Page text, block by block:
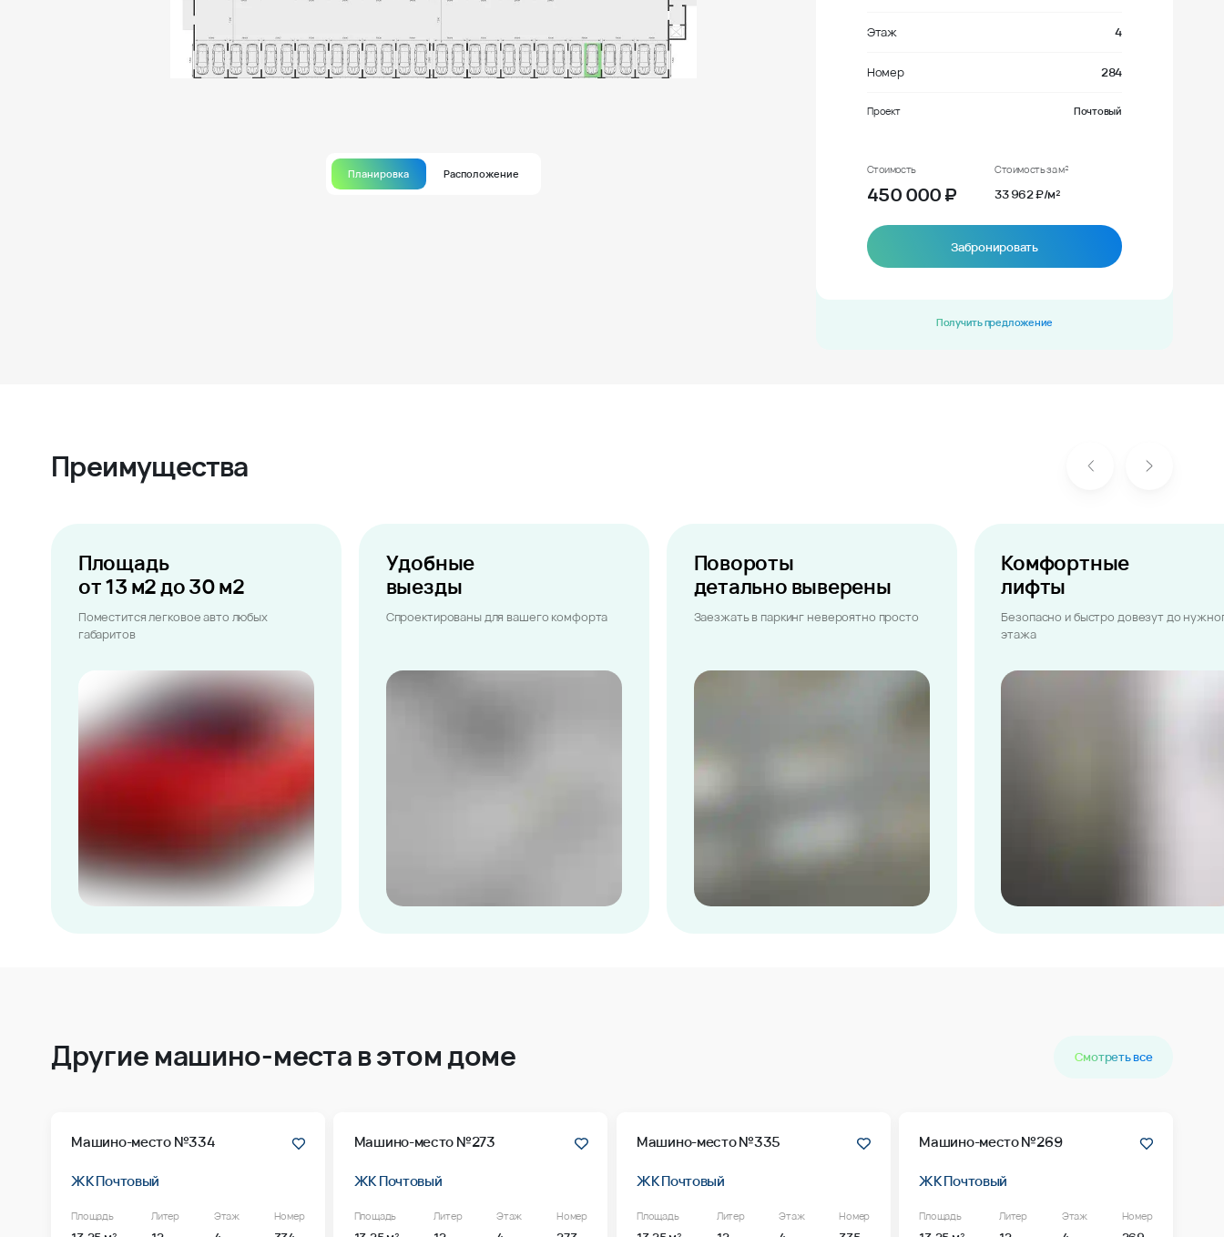
Планировка Расположение
Этаж 4
Номер 284
Проект Почтовый
Стоимость
450 000₽
Стоимость за м²
33 962 ₽/м²
Забронировать
Получить предложение
Преимущества
Площадь
от 13 м2 до 30 м2
Поместится легковое авто любых
габаритов
Удобные
выезды
Спроектированы для вашего комфорта
Повороты
детально выверены
Заезжать в паркинг невероятно просто
Комфортные
лифты
Безопасно и быстро довезут до
этажа
Другие машино-места в этом доме Смотреть все
Машино-место №334
ЖК Почтовый
Площадь Литер Этаж Номер
Машино-место №273
ЖК Почтовый
Площадь Литер Этаж Номер
Машино-место №335
ЖК Почтовый
Площадь Литер Этаж Номер
Машино-место №269
ЖК Почтовый
Площадь Литер Этаж Номер